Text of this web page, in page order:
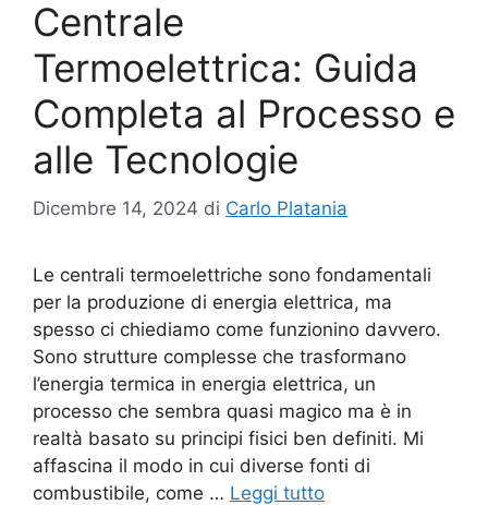
Centrale
Termoelettrica: Guida
Completa al Processo e
alle Tecnologie
Dicembre 14, 2024 di Carlo Platania
Le centrali termoelettriche sono fondamentali
per la produzione di energia elettrica, ma
spesso ci chiediamo come funzionino davvero.
Sono strutture complesse che trasformano
l’energia termica in energia elettrica, un
processo che sembra quasi magico ma è in
realtà basato su principi fisici ben definiti. Mi
affascina il modo in cui diverse fonti di
combustibile, come … Leggi tutto